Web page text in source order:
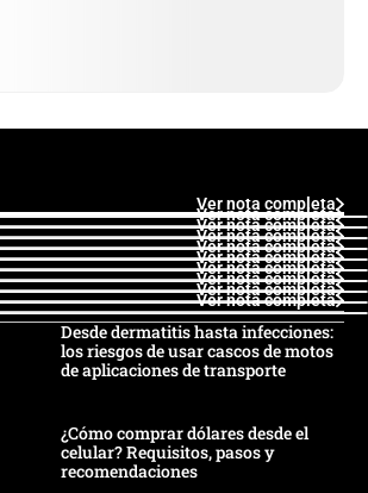
Ver nota completa
Ver nota completa
Ver nota completa
Ver nota completa
Ver nota completa
Ver nota completa
Ver nota completa
Ver nota completa
Ver nota completa
Ver nota completa
Desde dermatitis hasta infecciones:
los riesgos de usar cascos de motos
de aplicaciones de transporte
¿Cómo comprar dólares desde el
celular? Requisitos, pasos y
recomendaciones